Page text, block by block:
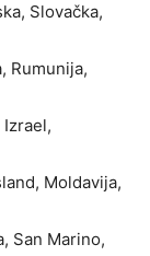
Slovačka,
Rumunija,
Izrael,
Moldavija,
San Marino,